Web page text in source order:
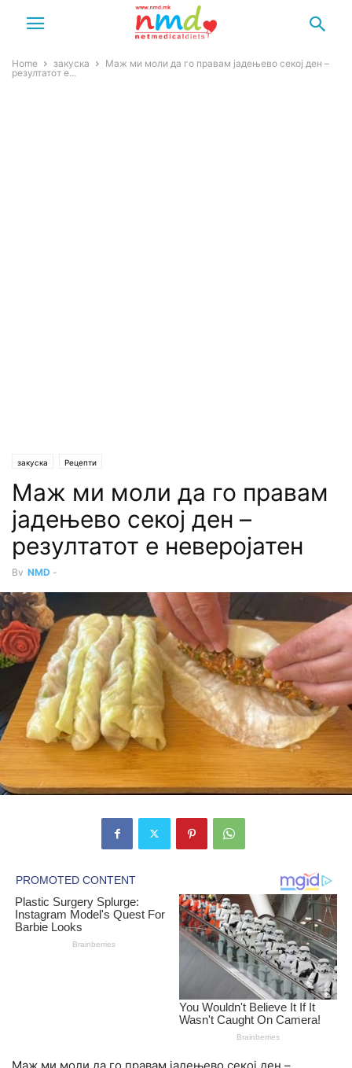
Home закуска
Маж ми моли да го правам јадењево секој ден –
резултатот е...
закуска Рецепти
Маж ми моли да го правам
јадењево секој ден –
резултатот е неверојатен
By NMD -
Маж ми моли да го правам јадењево секој ден –